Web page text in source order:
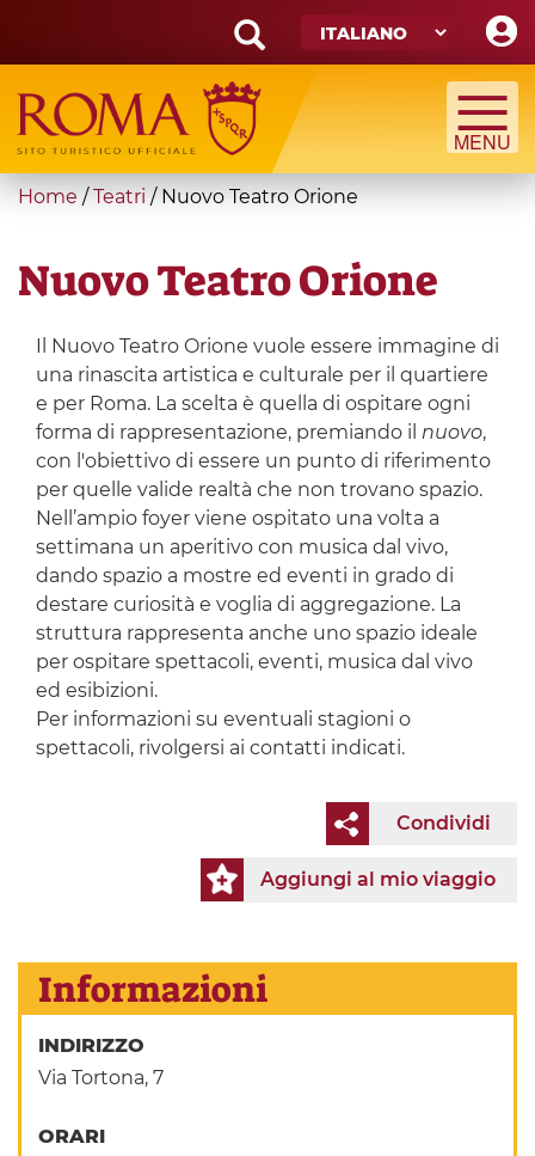
main
content
Search
form
Cerca
You
here
Home / Teatri / Nuovo Teatro Orione
Nuovo Teatro Orione
Il Nuovo Teatro Orione vuole essere immagine di
una rinascita artistica e culturale per il quartiere
e per Roma. La scelta è quella di ospitare ogni
forma di rappresentazione, premiando il nuovo,
con l'obiettivo di essere un punto di riferimento
per quelle valide realtà che non trovano spazio.
Nell’ampio foyer viene ospitato una volta a
settimana un aperitivo con musica dal vivo,
dando spazio a mostre ed eventi in grado di
destare curiosità e voglia di aggregazione. La
struttura rappresenta anche uno spazio ideale
per ospitare spettacoli, eventi, musica dal vivo
ed esibizioni.
Per informazioni su eventuali stagioni o
spettacoli, rivolgersi ai contatti indicati.
Condividi
Aggiungi al mio viaggio
Informazioni
INDIRIZZO
Via Tortona, 7
ORARI